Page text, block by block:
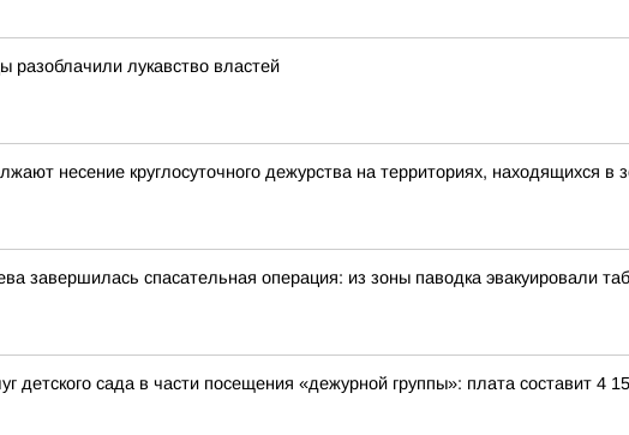
лукавство властей
несение круглосуточного дежурства на территориях, находящихся в
завершилась спасательная операция: из зоны паводка эвакуировали
детского сада в части посещения «дежурной группы»: плата составит 4